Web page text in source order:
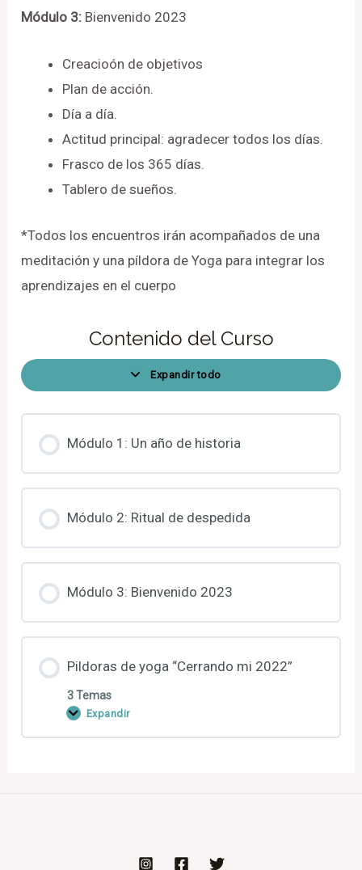
Módulo 3: Bienvenido 2023
Creacioón de objetivos
Plan de acción.
Día a día.
Actitud principal: agradecer todos los días.
Frasco de los 365 días.
Tablero de sueños.
*Todos los encuentros irán acompañados de una
meditación y una píldora de Yoga para integrar los
aprendizajes en el cuerpo
Contenido del Curso
Expandir todo
Módulo 1: Un año de historia
Módulo 2: Ritual de despedida
Módulo 3: Bienvenido 2023
Pildoras de yoga “Cerrando mi 2022”
3 Temas
Expandir